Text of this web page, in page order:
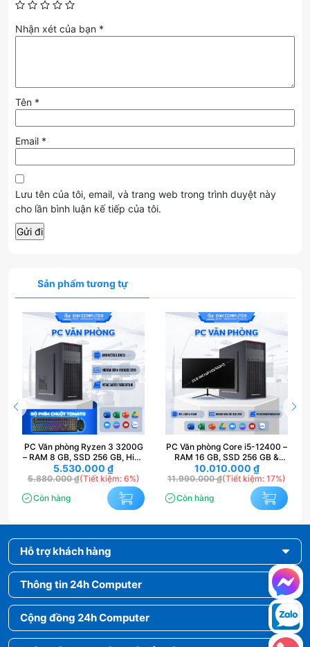
👉Đặt mua ngay
Nhận xét của bạn *
Tên *
Email *
Lưu tên của tôi, email, và trang web trong trình duyệt này
cho lần bình luận kế tiếp của tôi.
Sản phẩm tương tự
PC Văn phòng Ryzen 3 3200G
– RAM 8 GB, SSD 256 GB, Hiệu
năng Đa Nhiệm
(Tiết kiệm: 6%)
5.880.000₫
5.530.000 ₫
Còn hàng
PC Văn phòng Core i5-12400 –
RAM 16 GB, SSD 256 GB &
Màn hình 24″ FHD IPS
(Tiết kiệm: 17%)
11.990.000₫
10.010.000 ₫
Còn hàng
Hỗ trợ khách hàng
Thông tin 24h Computer
Cộng đồng 24h Computer